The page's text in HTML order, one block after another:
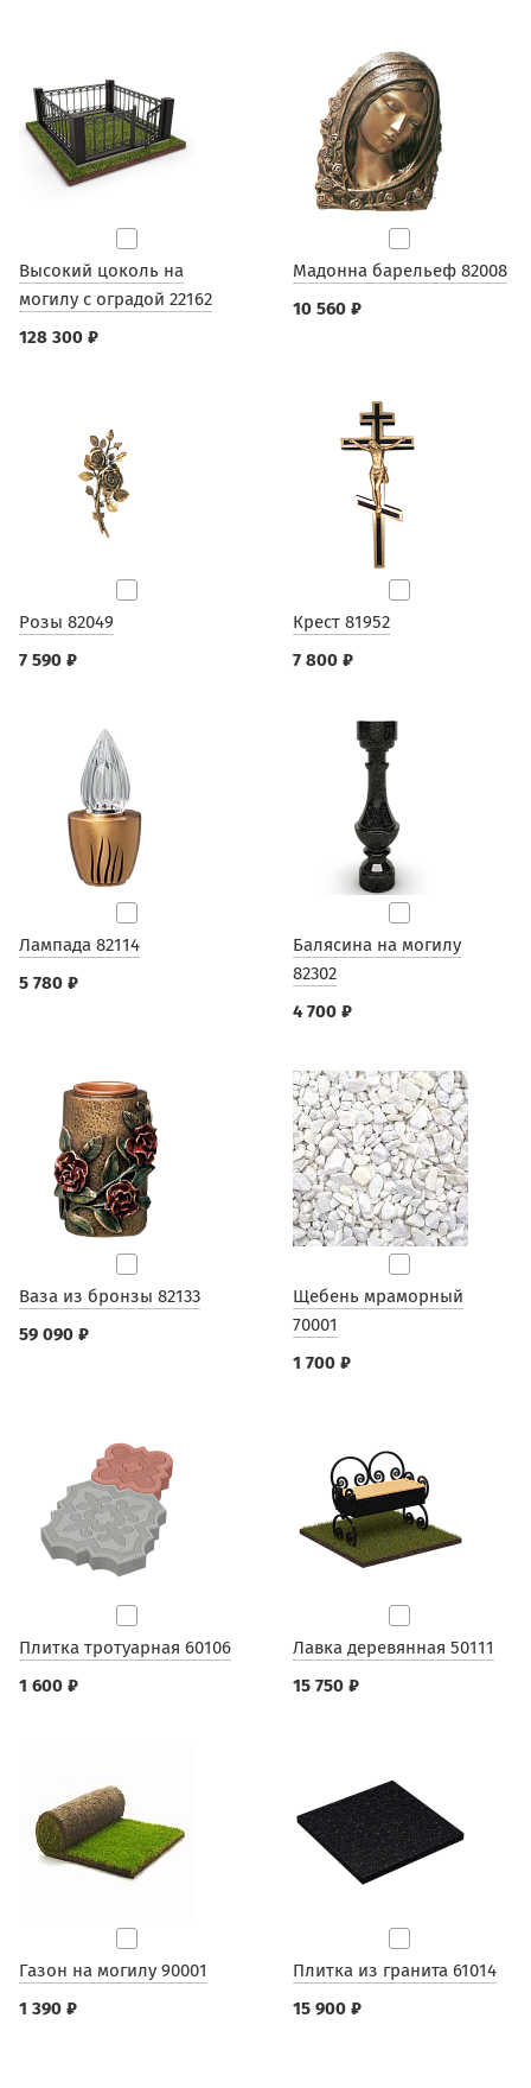
Высокий цоколь на
могилу с оградой 22162
128 300 ₽
Мадонна барельеф 82008
10 560 ₽
Розы 82049
7 590 ₽
Крест 81952
7 800 ₽
Лампада 82114
5 780 ₽
Балясина на могилу
82302
4 700 ₽
Ваза из бронзы 82133
59 090 ₽
Щебень мраморный
70001
1 700 ₽
Плитка тротуарная 60106
1 600 ₽
Лавка деревянная 50111
15 750 ₽
Газон на могилу 90001
1 390 ₽
Плитка из гранита 61014
15 900 ₽